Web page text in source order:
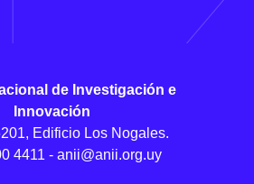
de Investigación e
Innovación
Edificio Los Nogales.
4411 - anii@anii.org.uy